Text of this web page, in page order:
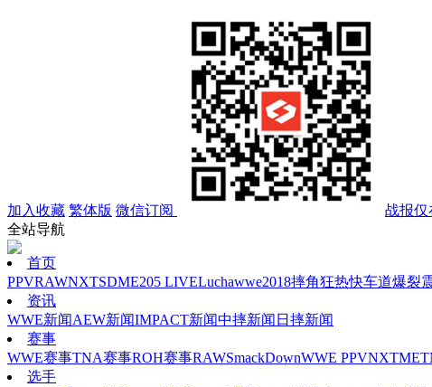
加入收藏 繁体版 微信订阅 战报仅
全站导航
首页
PPVRAWNXTSDME205 LIVELuchawwe2018摔角狂热快车道爆裂
资讯
WWE新闻AEW新闻IMPACT新闻中摔新闻 日摔新闻
赛事
WWE赛事TNA赛事ROH赛事RAWSmackDownWWE PPVNXTME
选手